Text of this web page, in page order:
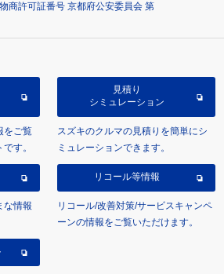
商許可証番号 京都府公安委員会 第
をご覧
す。
見積り
シミュレーション
スズキのクルマの見積りを簡単にシ
ミュレーションできます。
な情報
リコール等情報
リコール/改善対策/サービスキャンペ
ーンの情報をご覧いただけます。